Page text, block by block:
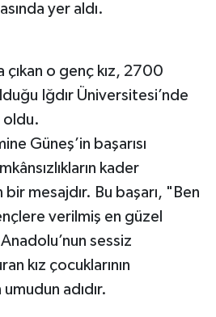
yer aldı.
çıkan o genç kız, 2700
Iğdır Üniversitesi’nde
oldu.
Güneş’in başarısı
kader
bir mesajdır. Bu başarı, "Ben
verilmiş en güzel
sessiz
kız çocuklarının
adıdır.